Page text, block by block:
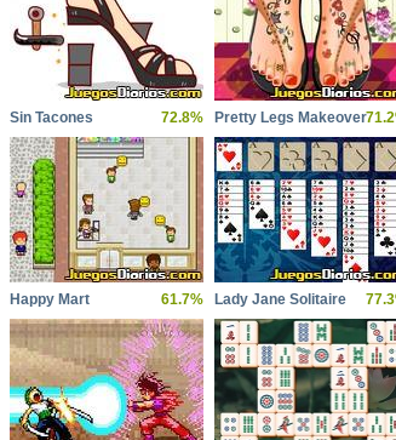
Sin Tacones 72.8% Pretty Legs Makeover
Happy Mart 61.7% Lady Jane Solitaire